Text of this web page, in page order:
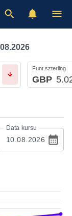
Funt szterling
GBP
Data kursu